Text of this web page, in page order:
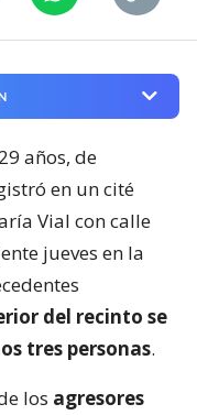
años, de
en un cité
Vial con calle
jueves en la
del recinto se
tres personas.
los agresores